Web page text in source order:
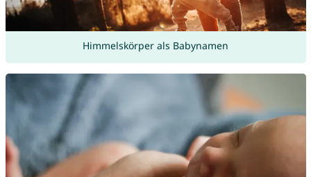
Himmelskörper als Babynamen